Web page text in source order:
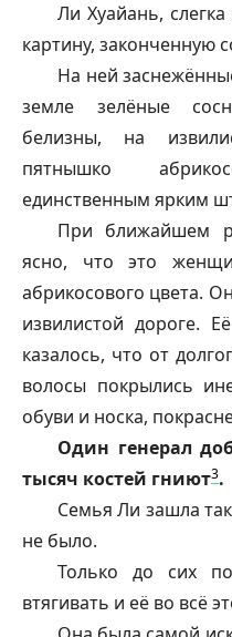
Ли Хуайань,
картину, законченную
На ней
земле зелёные
белизны, на
пятнышко
единственным ярким
При ближайшем
ясно, что это
абрикосового цвета.
извилистой дороге.
казалось, что от
волосы покрылись
обуви и носка,
Один генерал
тысяч костей гниют3.
Семья Ли зашла
не было.
Только до сих
втягивать и её во всё